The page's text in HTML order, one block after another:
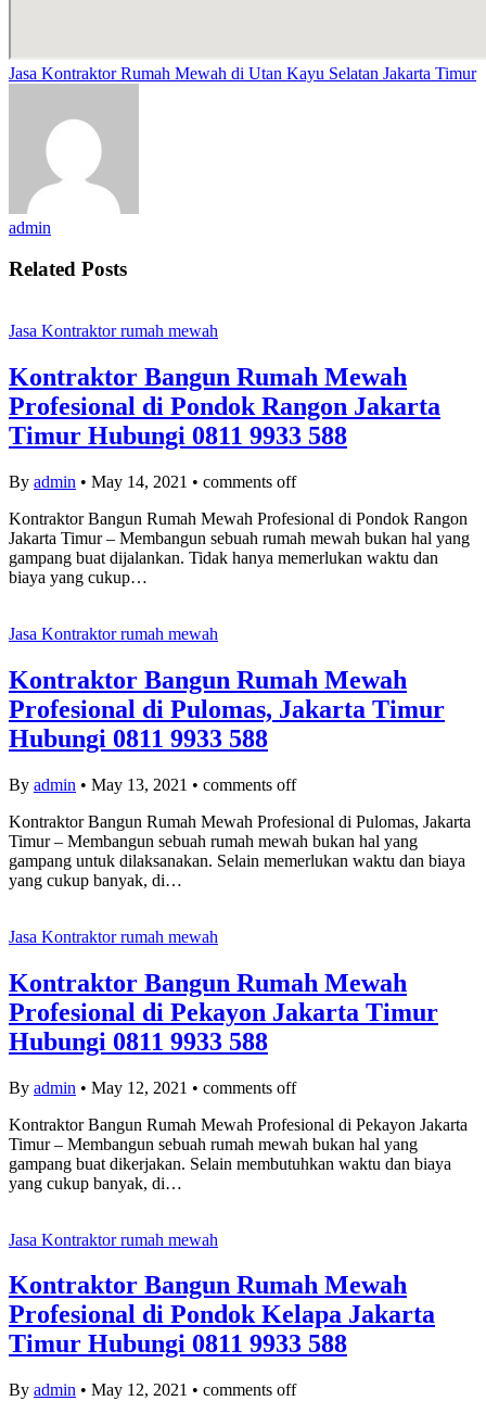
Jasa Kontraktor Rumah Mewah di Utan Kayu Selatan Jakarta Timur
admin
Related Posts
Jasa Kontraktor rumah mewah
Kontraktor Bangun Rumah Mewah
Profesional di Pondok Rangon Jakarta
Timur Hubungi 0811 9933 588
By admin • May 14, 2021 • comments off
Kontraktor Bangun Rumah Mewah Profesional di Pondok Rangon
Jakarta Timur – Membangun sebuah rumah mewah bukan hal yang
gampang buat dijalankan. Tidak hanya memerlukan waktu dan
biaya yang cukup…
Jasa Kontraktor rumah mewah
Kontraktor Bangun Rumah Mewah
Profesional di Pulomas, Jakarta Timur
Hubungi 0811 9933 588
By admin • May 13, 2021 • comments off
Kontraktor Bangun Rumah Mewah Profesional di Pulomas, Jakarta
Timur – Membangun sebuah rumah mewah bukan hal yang
gampang untuk dilaksanakan. Selain memerlukan waktu dan biaya
yang cukup banyak, di…
Jasa Kontraktor rumah mewah
Kontraktor Bangun Rumah Mewah
Profesional di Pekayon Jakarta Timur
Hubungi 0811 9933 588
By admin • May 12, 2021 • comments off
Kontraktor Bangun Rumah Mewah Profesional di Pekayon Jakarta
Timur – Membangun sebuah rumah mewah bukan hal yang
gampang buat dikerjakan. Selain membutuhkan waktu dan biaya
yang cukup banyak, di…
Jasa Kontraktor rumah mewah
Kontraktor Bangun Rumah Mewah
Profesional di Pondok Kelapa Jakarta
Timur Hubungi 0811 9933 588
By admin • May 12, 2021 • comments off